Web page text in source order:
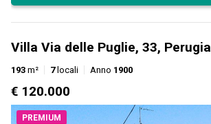
Villa Via delle Puglie, 33, Perugia
193 m² 7locali Anno 1900
€ 120.000
PREMIUM